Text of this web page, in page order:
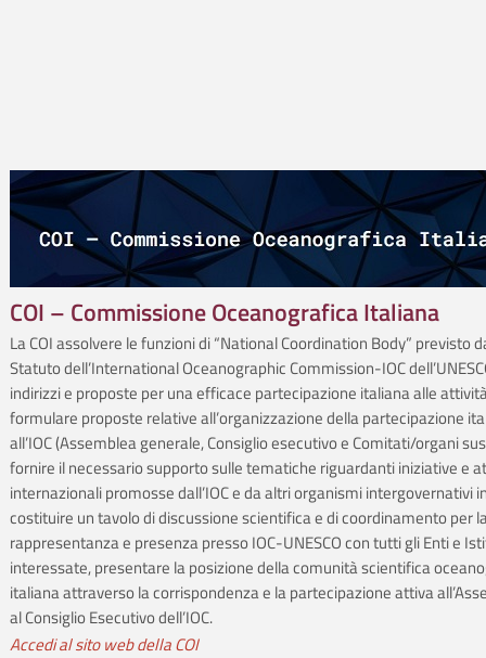
COI – Commissione Oceanografica Italiana
La COI assolvere le funzioni di “National Coordination Body” previsto
Statuto dell’International Oceanographic Commission-IOC
indirizzi e proposte per una efficace partecipazione italiana alle attività
formulare proposte relative all’organizzazione della partecipazione
all’IOC (Assemblea generale, Consiglio esecutivo e Comitati/organi
fornire il necessario supporto sulle tematiche riguardanti iniziative e
internazionali promosse dall’IOC e da altri organismi intergovernativi
costituire un tavolo di discussione scientifica e di coordinamento per
rappresentanza e presenza presso IOC-UNESCO con tutti gli Enti e
interessate, presentare la posizione della comunità scientifica
italiana attraverso la corrispondenza e la partecipazione attiva
al Consiglio Esecutivo dell’IOC.
Accedi al sito web della COI